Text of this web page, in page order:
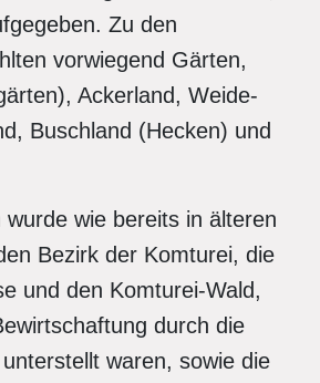
Zu den
vorwiegend Gärten,
Ackerland, Weide-
Buschland (Hecken) und
wurde wie bereits in älteren
Bezirk der Komturei, die
und den Komturei-Wald,
durch die
waren, sowie die